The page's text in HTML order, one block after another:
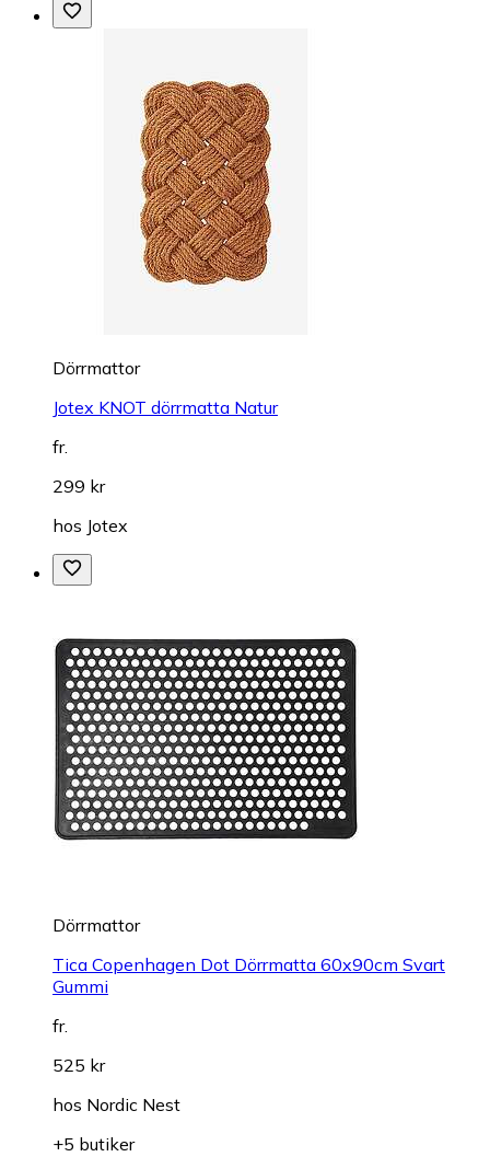
Dörrmattor
Jotex KNOT dörrmatta Natur
fr.
299 kr
hos Jotex
Dörrmattor
Tica Copenhagen Dot Dörrmatta 60x90cm Svart
Gummi
fr.
525 kr
hos Nordic Nest
+5 butiker